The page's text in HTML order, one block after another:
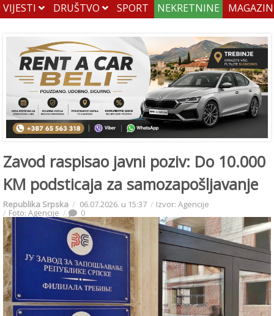
VIJESTI DRUŠTVO SPORT NEKRETNINE
Zavod raspisao javni poziv: Do 10.000
KM podsticaja za samozapošljavanje
Republika Srpska 06.07.2026. u 15:37 Izvor: Agencije
Foto: Agencije 0